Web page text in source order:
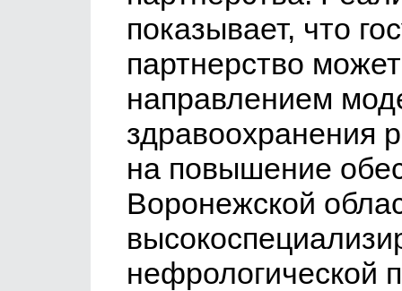
показывает, что
партнерство
направлением
здравоохранения
на повышение
Воронежской
нефрологической